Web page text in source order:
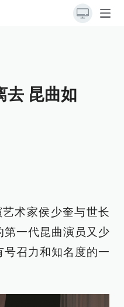
去 昆曲如
术家侯少奎与世长
第一代昆曲演员又少
号召力和知名度的一